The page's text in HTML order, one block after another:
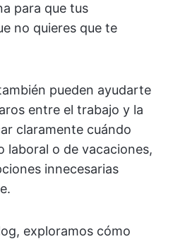
para que tus
no quieres que te
pueden ayudarte
entre el trabajo y la
claramente cuándo
laboral o de vacaciones,
innecesarias
exploramos cómo